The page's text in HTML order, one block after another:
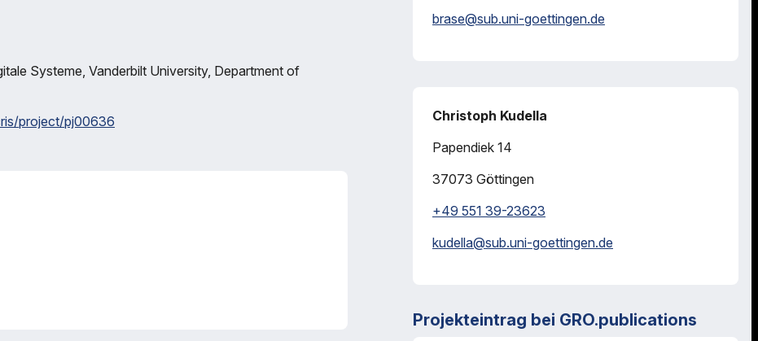
Systeme, Vanderbilt University, Department of
project/pj00636
brase@sub.uni-goettingen.de
Christoph Kudella
Papendiek 14
37073 Göttingen
+49 551 39-23623
kudella@sub.uni-goettingen.de
Projekteintrag bei GRO.publications